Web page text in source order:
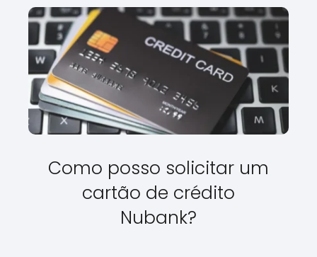
Como posso solicitar um
cartão de crédito
Nubank?